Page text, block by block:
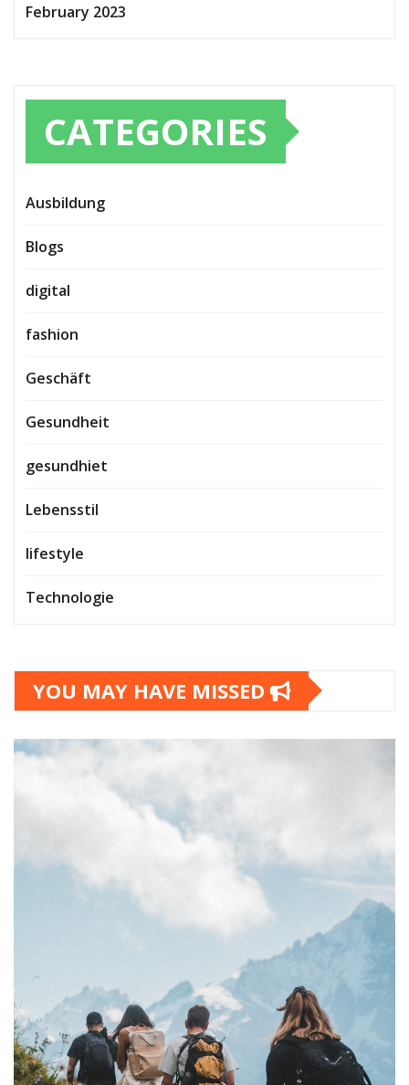
February 2023
CATEGORIES
Ausbildung
Blogs
digital
fashion
Geschäft
Gesundheit
gesundhiet
Lebensstil
lifestyle
Technologie
YOU MAY HAVE MISSED